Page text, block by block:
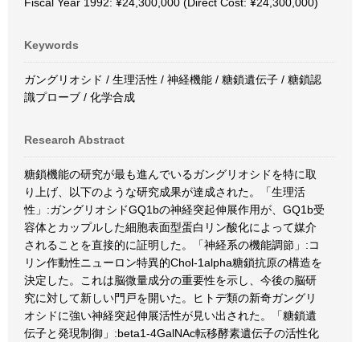
Keywords
ガングリオシド / 生理活性 / 神経機能 / 糖鎖遺伝子 / 糖鎖認
識プローブ / 化学合成
Research Abstract
糖鎖機能の研究が最も進んでいるガングリオシドを特に取
り上げ、以下のような研究成果が達成された。「生理活
性」:ガングリオシドGQ1bの神経突起伸展作用が、GQ1b受
容体とカップルした細胞表面型蛋白リン酸化によって媒介
されることを直接的に証明した。「神経系の機能調節」:コ
リン作動性ニューロン特異的Chol-1alpha糖鎖抗原の構造を
決定した。これは脳微量成分の重要性を示し、今後の脳研
究に対して新しい門戸を開いた。ヒトデ類の新奇ガングリ
オシドに強い神経突起伸展活性が見い出された。「糖鎖遺
伝子と発現制御」:beta1-4GalNAc転移酵素遺伝子の活性化